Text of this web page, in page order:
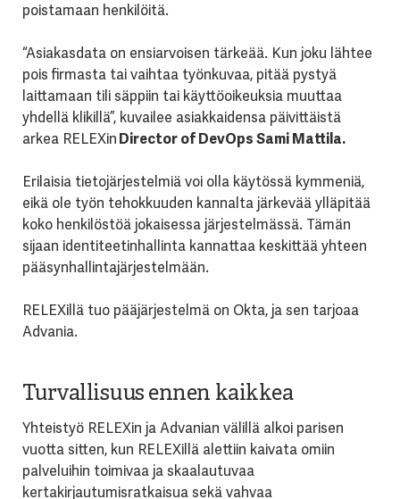
poistamaan henkilöitä.
“Asiakasdata on ensiarvoisen tärkeää. Kun joku lähtee
pois firmasta tai vaihtaa työnkuvaa, pitää pystyä
laittamaan tili säppiin tai käyttöoikeuksia muuttaa
yhdellä klikillä”, kuvailee asiakkaidensa päivittäistä
arkea RELEXinDirector of DevOps Sami Mattila.
Erilaisia tietojärjestelmiä voi olla käytössä kymmeniä,
eikä ole työn tehokkuuden kannalta järkevää ylläpitää
koko henkilöstöä jokaisessa järjestelmässä. Tämän
sijaan identiteetinhallinta kannattaa keskittää yhteen
pääsynhallintajärjestelmään.
RELEXillä tuo pääjärjestelmä on Okta, ja sen tarjoaa
Advania.
Turvallisuus ennen kaikkea
Yhteistyö RELEXin ja Advanian välillä alkoi parisen
vuotta sitten, kun RELEXillä alettiin kaivata omiin
palveluihin toimivaa ja skaalautuvaa
kertakirjautumisratkaisua sekä vahvaa